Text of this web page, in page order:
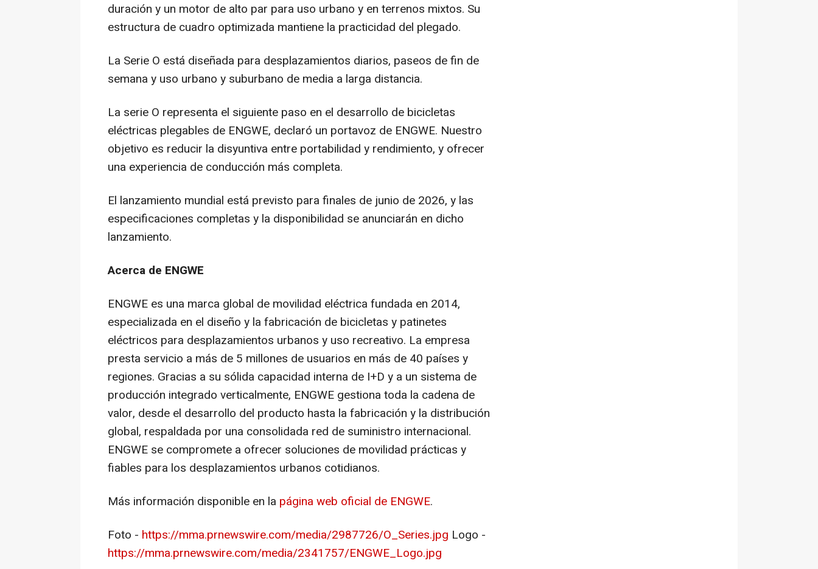
duración y un motor de alto par para uso urbano y en terrenos mixtos. Su
estructura de cuadro optimizada mantiene la practicidad del plegado.
La Serie O está diseñada para desplazamientos diarios, paseos de fin de
semana y uso urbano y suburbano de media a larga distancia.
La serie O representa el siguiente paso en el desarrollo de bicicletas
eléctricas plegables de ENGWE, declaró un portavoz de ENGWE. Nuestro
objetivo es reducir la disyuntiva entre portabilidad y rendimiento, y ofrecer
una experiencia de conducción más completa.
El lanzamiento mundial está previsto para finales de junio de 2026, y las
especificaciones completas y la disponibilidad se anunciarán en dicho
lanzamiento.
Acerca de ENGWE
ENGWE es una marca global de movilidad eléctrica fundada en 2014,
especializada en el diseño y la fabricación de bicicletas y patinetes
eléctricos para desplazamientos urbanos y uso recreativo. La empresa
presta servicio a más de 5 millones de usuarios en más de 40 países y
regiones. Gracias a su sólida capacidad interna de I+D y a un sistema de
producción integrado verticalmente, ENGWE gestiona toda la cadena de
valor, desde el desarrollo del producto hasta la fabricación y la distribución
global, respaldada por una consolidada red de suministro internacional.
ENGWE se compromete a ofrecer soluciones de movilidad prácticas y
fiables para los desplazamientos urbanos cotidianos.
Más información disponible en la página web oficial de ENGWE.
Foto - https://mma.prnewswire.com/media/2987726/O_Series.jpg Logo -
https://mma.prnewswire.com/media/2341757/ENGWE_Logo.jpg